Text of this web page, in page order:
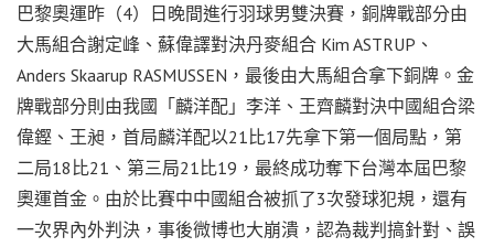
巴黎奧運昨（4）日晚間進行羽球男雙決賽，銅牌戰部分由
大馬組合謝定峰、蘇偉譯對決丹麥組合 Kim ASTRUP、
Anders Skaarup RASMUSSEN，最後由大馬組合拿下銅牌。金
牌戰部分則由我國「麟洋配」李洋、王齊麟對決中國組合梁
偉鏗、王昶，首局麟洋配以21比17先拿下第一個局點，第
二局18比21、第三局21比19，最終成功奪下台灣本屆巴黎
奧運首金。由於比賽中中國組合被抓了3次發球犯規，還有
一次界內外判決，事後微博也大崩潰，認為裁判搞針對、誤